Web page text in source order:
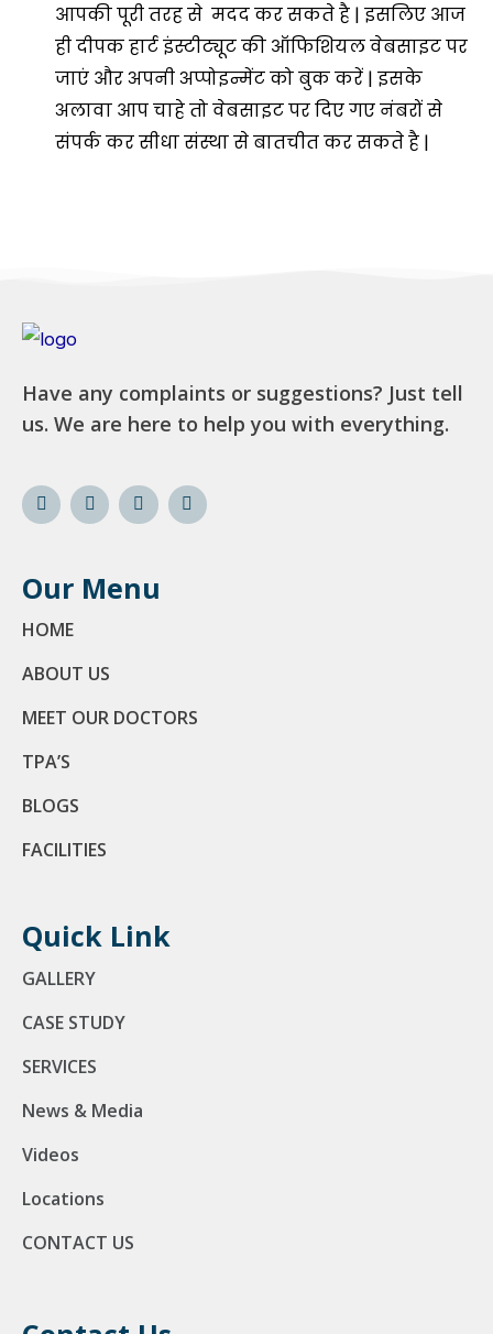
आपकी पूरी तरह से मदद कर सकते है | इसलिए आज
ही दीपक हार्ट इंस्टीट्यूट की ऑफिशियल वेबसाइट पर
जाएं और अपनी अप्पोइन्मेंट को बुक करें | इसके
अलावा आप चाहे तो वेबसाइट पर दिए गए नंबरों से
संपर्क कर सीधा संस्था से बातचीत कर सकते है |
Have any complaints or suggestions? Just tell
us. We are here to help you with everything.
Our Menu
HOME
ABOUT US
MEET OUR DOCTORS
TPA’S
BLOGS
FACILITIES
Quick Link
GALLERY
CASE STUDY
SERVICES
News & Media
Videos
Locations
CONTACT US